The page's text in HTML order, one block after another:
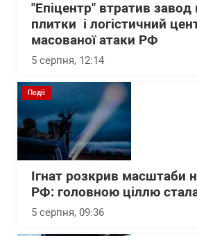
"Епіцентр" втратив завод
плитки і логістичний
масованої атаки РФ
5 серпня, 12:14
Події
Ігнат розкрив масштаби
РФ: головною ціллю
5 серпня, 09:36